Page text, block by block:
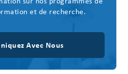
et de recherche.
Avec Nous